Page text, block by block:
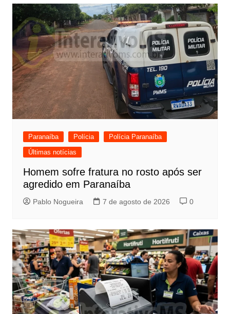
Paranaíba Polícia
Polícia Paranaíba
Últimas notícias
Homem sofre fratura no rosto após ser
agredido em Paranaíba
Pablo Nogueira 7 de agosto de 2026 0